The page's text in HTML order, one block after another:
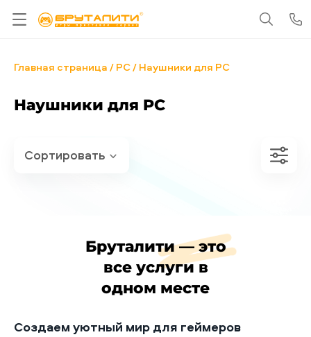
Главная страница PC Наушники для PC
Наушники для PC
Бруталити — это
все услуги в
одном месте
Создаем уютный мир для геймеров